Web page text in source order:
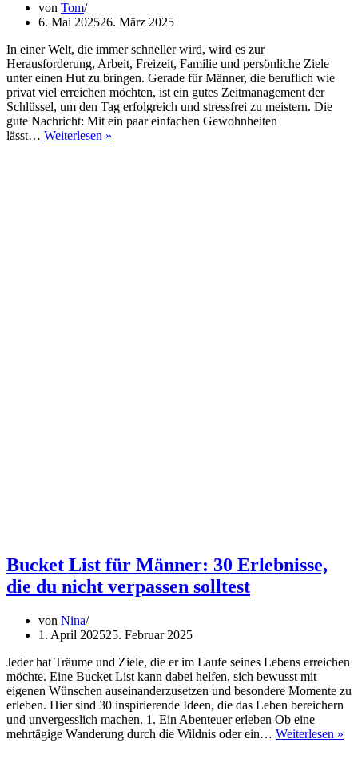
von Tom
6. Mai 202526. März 2025
In einer Welt, die immer schneller wird, wird es zur
Herausforderung, Arbeit, Freizeit, Familie und persönliche Ziele
unter einen Hut zu bringen. Gerade für Männer, die beruflich wie
privat viel erreichen möchten, ist ein gutes Zeitmanagement der
Schlüssel, um den Tag erfolgreich und stressfrei zu meistern. Die
gute Nachricht: Mit ein paar einfachen Gewohnheiten
lässt… Weiterlesen »
Bucket List für Männer: 30 Erlebnisse,
die du nicht verpassen solltest
von Nina
1. April 202525. Februar 2025
Jeder hat Träume und Ziele, die er im Laufe seines Lebens erreichen
möchte. Eine Bucket List kann dabei helfen, sich bewusst mit
eigenen Wünschen auseinanderzusetzen und besondere Momente zu
erleben. Hier sind 30 inspirierende Ideen, die das Leben bereichern
und unvergesslich machen. 1. Ein Abenteuer erleben Ob eine
mehrtägige Wanderung durch die Wildnis oder ein… Weiterlesen »